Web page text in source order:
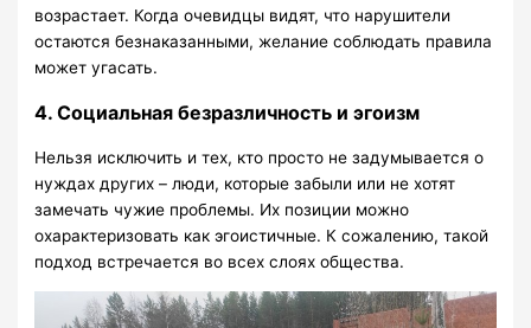
возрастает. Когда очевидцы видят, что нарушители
остаются безнаказанными, желание соблюдать правила
может угасать.
4. Социальная безразличность и эгоизм
Нельзя исключить и тех, кто просто не задумывается о
нуждах других – люди, которые забыли или не хотят
замечать чужие проблемы. Их позиции можно
охарактеризовать как эгоистичные. К сожалению, такой
подход встречается во всех слоях общества.